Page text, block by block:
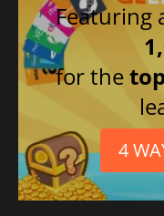
Featuring
for the
4